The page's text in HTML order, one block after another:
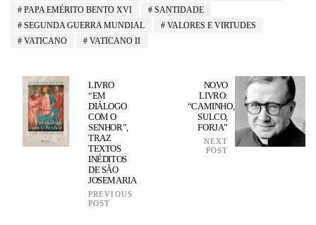
PAPA EMÉRITO BENTO XVI
SANTIDADE
SEGUNDA GUERRA MUNDIAL
VALORES E VIRTUDES
VATICANO
VATICANO II
LIVRO
“EM
DIÁLOGO
COM O
SENHOR”,
TRAZ
TEXTOS
INÉDITOS
DE SÃO
JOSEMARIA
PREVIOUS
POST
NOVO
LIVRO:
“CAMINHO,
SULCO,
FORJA”
NEXT
POST